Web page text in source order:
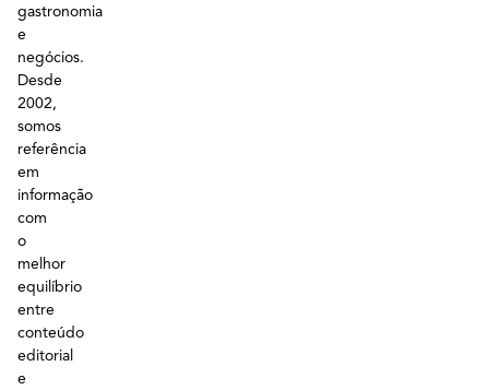
gastronomia
e
negócios.
Desde
2002,
somos
referência
em
informação
com
o
melhor
equilíbrio
entre
conteúdo
editorial
e